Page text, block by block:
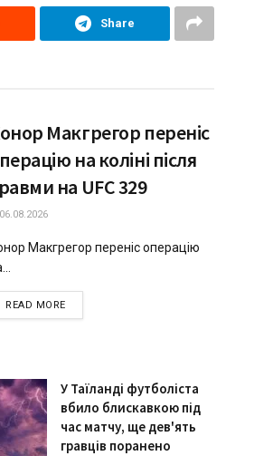
Share
Макгрегор переніс
на коліні після
на UFC 329
Макгрегор переніс операцію
READ MOREDETAILS
У Таїланді футболіста
вбило блискавкою під
час матчу, ще дев'ять
гравців поранено